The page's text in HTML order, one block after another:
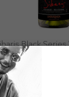
Black